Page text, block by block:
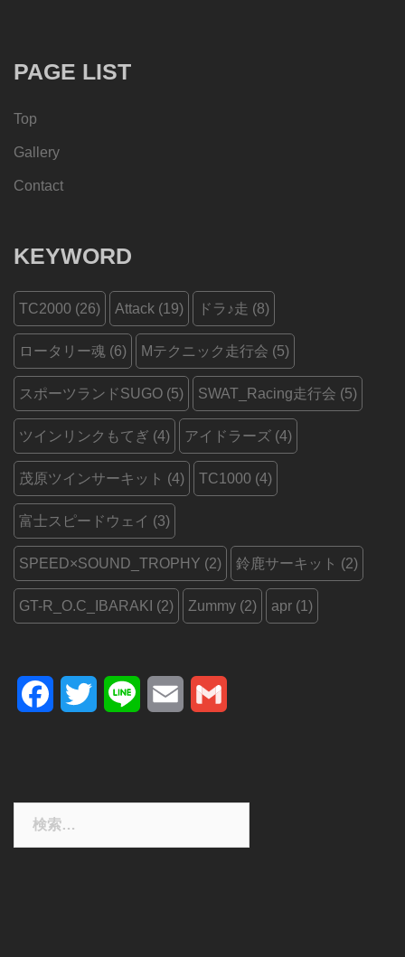
PAGE LIST
Top
Gallery
Contact
KEYWORD
TC2000 (26) Attack (19) ドラ♪走 (8)
ロータリー魂 (6) Mテクニック走行会 (5)
スポーツランドSUGO (5) SWAT_Racing走行会 (5)
ツインリンクもてぎ (4) アイドラーズ (4)
茂原ツインサーキット (4) TC1000 (4)
富士スピードウェイ (3)
SPEED×SOUND_TROPHY (2) 鈴鹿サーキット (2)
GT-R_O.C_IBARAKI (2) Zummy (2) apr (1)
FacebookTwitter Line Email